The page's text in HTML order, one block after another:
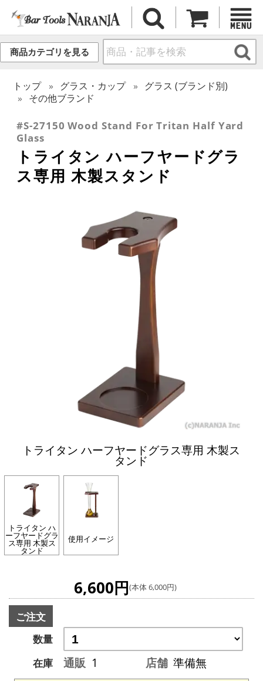
商品カテゴリを見る
トップ グラス・カップ
グラス (ブランド別)
その他ブランド
#S-27150 Wood Stand For Tritan Half Yard
Glass
トライタン ハーフヤードグラ
ス専用 木製スタンド
トライタン ハーフヤードグラス専用 木製ス
タンド
トライタン ハ
ーフヤードグラ
ス専用 木製ス
タンド
使用イメージ
6,600円(本体 6,000円)
ご注文
数量
在庫
通販 1 店舗 準備無